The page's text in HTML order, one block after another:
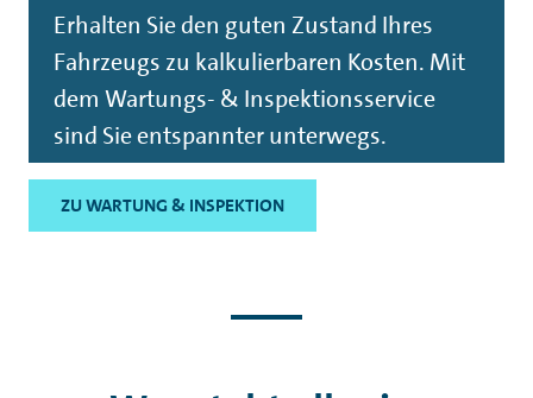
Erhalten Sie den guten Zustand Ihres
Fahrzeugs zu kalkulierbaren Kosten. Mit
dem Wartungs- & Inspektionsservice
sind Sie entspannter unterwegs.
ZU WARTUNG & INSPEKTION